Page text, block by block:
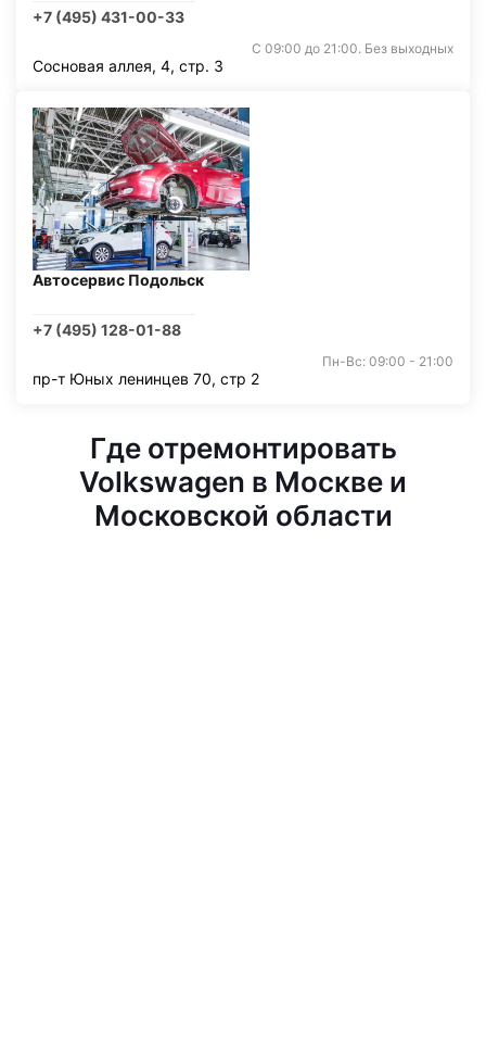
+7 (495) 431-00-33
С 09:00 до 21:00. Без выходных
Сосновая аллея, 4, стр. 3
Автосервис Подольск
+7 (495) 128-01-88
Пн-Вс: 09:00 - 21:00
пр-т Юных ленинцев 70, стр 2
Где отремонтировать
Volkswagen в Москве и
Московской области